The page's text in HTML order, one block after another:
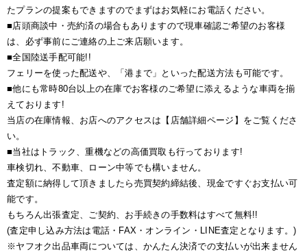
たプランの提案もできますのでまずはお気軽にお電話ください。
■店頭商談中・売約済の場合もありますので現車確認ご希望のお客様
は、必ず事前にご連絡の上ご来店願います。
■全国陸送手配可能!!
フェリーを使った配送や、「港まで」といった配送方法も可能です。
■他にも常時80台以上の在庫でお客様のご希望に添えるような車両を揃
えております!
当店の在庫情報、お店へのアクセスは【店舗詳細ページ】をご覧くださ
い。
■当社はトラック、重機などの高価買取も行っております!
車検切れ、不動車、ローン中等でも構いません。
査定額に納得して頂きましたら売買契約締結後、現金ですぐお支払い可
能です。
もちろん出張査定、ご契約、お手続きの手数料はすべて無料!!
(査定申し込み方法は電話・FAX・オンライン・LINE査定となります。)
※ヤフオク出品車両については、かんたん決済での支払いが出来ません